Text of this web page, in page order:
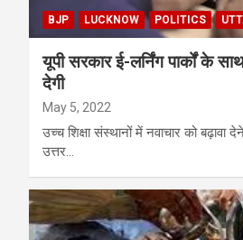
BJP LUCKNOW POLITICS
यूपी सरकार ई-लर्निंग पार्कों के
देगी
May 5, 2022
उच्च शिक्षा संस्थानों में नवाचार को
उत्तर…